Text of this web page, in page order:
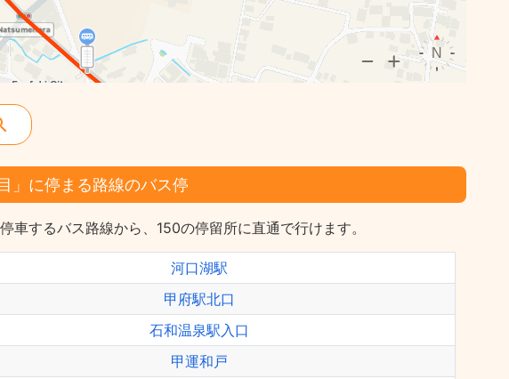
目」に停まる路線のバス停
車するバス路線から、150の停留所に直通で行けます。
河口湖駅
甲府駅北口
石和温泉駅入口
甲運和戸